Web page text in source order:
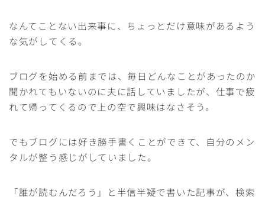
なんてことない出来事に、ちょっとだけ意味があるよう
な気がしてくる。
ブログを始める前までは、毎日どんなことがあったのか
聞かれてもいないのに夫に話していましたが、仕事で疲
れて帰ってくるので上の空で興味はなさそう。
でもブログには好き勝手書くことができて、自分のメン
タルが整う感じがしていました。
「誰が読むんだろう」と半信半疑で書いた記事が、検索